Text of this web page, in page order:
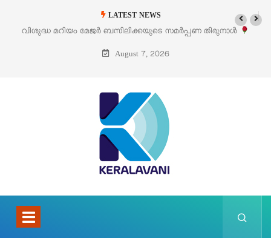
LATEST NEWS
‘പെറ്റൽസ്’ ലൈഫ് സ്റ്റൈൽ എക്സിബിഷനും സെയിലും ഓഗസ്റ്റ് 8-ന്
പെരുമാനൂരിൽ
August 7, 2026